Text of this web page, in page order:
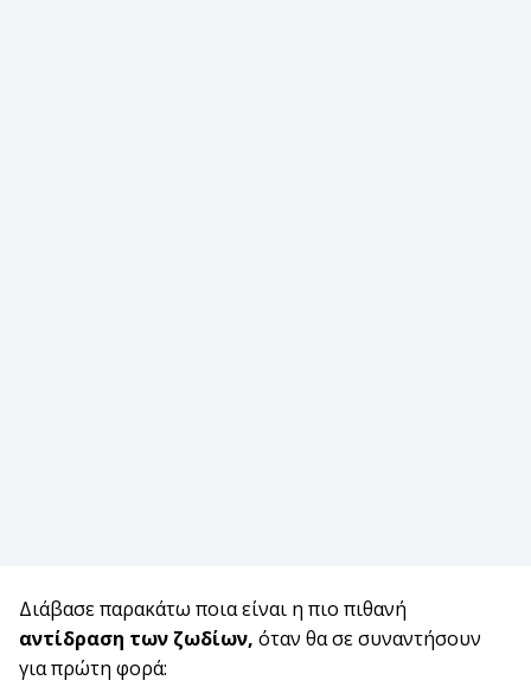
Διάβασε παρακάτω ποια είναι η πιο πιθανή
αντίδραση των ζωδίων, όταν θα σε συναντήσουν
για πρώτη φορά: